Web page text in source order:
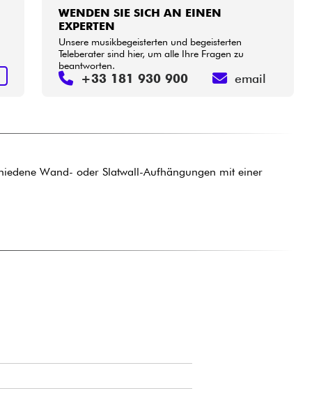
WENDEN SIE SICH AN EINEN
EXPERTEN
Unsere musikbegeisterten und begeisterten
Teleberater sind hier, um alle Ihre Fragen zu
beantworten.
+33 181 930 900 email
Wand- oder Slatwall-Aufhängungen mit einer